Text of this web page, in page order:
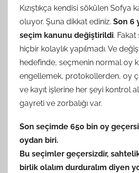
Kızıştıkça kendisi sökülen Sofya
oluyor. Şuna dikkat ediniz. Son 6
seçim kanunu değiştirildi.
hiçbir kolaylık yapılmadı. Ve
hedefinde, seçmenin normal oy
engellemek, protokollerden, oy
ve kayıt işlerine her şeyi kontrol
gayreti ve zorbalığı var.
Son seçimde 650 bin oy
oydan biri.
Bu seçimler geçersizdir,
birlik olalım durduralım diyen